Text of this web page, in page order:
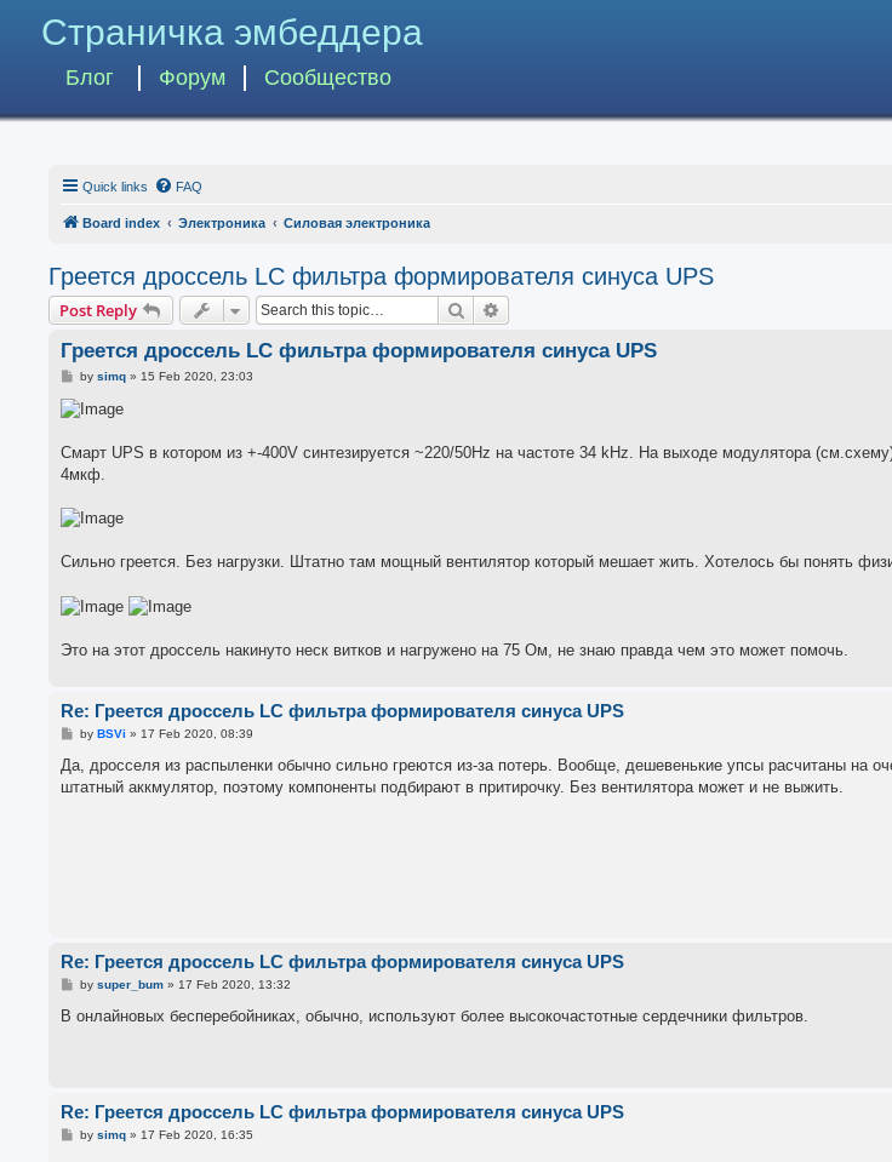
Страничка эмбеддера
Блог Форум Сообщество
Quick links FAQ
Board index Электроника Силовая электроника
Греется дроссель LC фильтра формирователя синуса UPS
Post Reply Search
Греется дроссель LC фильтра формирователя синуса UPS
P
s
t
by simq» 15 Feb 2020, 23:03
Смарт UPS в котором из +-400V синтезируется ~220/50Hz на частоте 34 kHz. На выходе модулятора
4мкф.
Сильно греется. Без нагрузки. Штатно там мощный вентилятор который мешает жить. Хотелось бы понять
Это на этот дроссель накинуто неск витков и нагружено на 75 Ом, не знаю правда чем это может помочь.
Re: Греется дроссель LC фильтра формирователя синуса UPS
P
s
by BSVi » 17 Feb 2020, 08:39
Да, дросселя из распыленки обычно сильно греются из-за потерь. Вообще, дешевенькие упсы расчитаны на
штатный аккмулятор, поэтому компоненты подбирают в притирочку. Без вентилятора может и не выжить.
Re: Греется дроссель LC фильтра формирователя синуса UPS
P
s
by super_bum» 17 Feb 2020, 13:32
В онлайновых бесперебойниках, обычно, используют более высокочастотные сердечники фильтров.
Re: Греется дроссель LC фильтра формирователя синуса UPS
Pby simq» 17 Feb 2020, 16:35